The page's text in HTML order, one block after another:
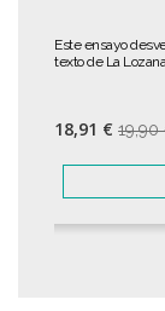
Este ensayo
texto de La
18,91 €